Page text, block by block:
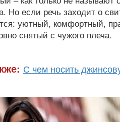
Но если речь заходит о
уютный, комфортный,
снятый с чужого плеча.
С чем носить